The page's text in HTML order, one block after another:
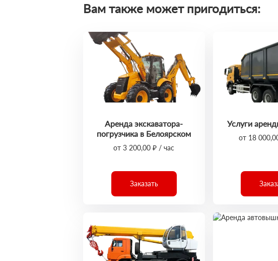
Вам также может пригодиться:
Аренда экскаватора-
погрузчика в Белоярском
от 3 200,00 ₽ / час
Заказать
Услуги
от 18